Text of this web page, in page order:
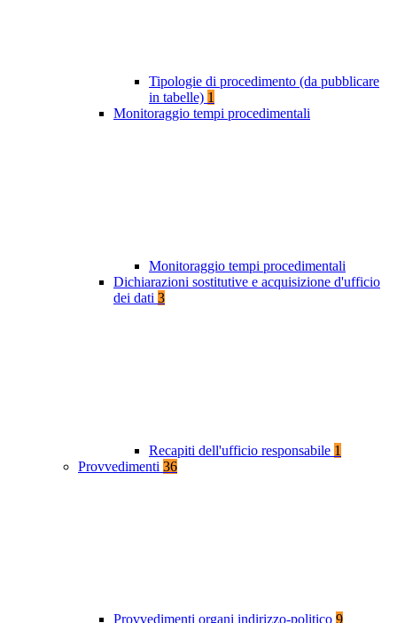
Tipologie di procedimento (da pubblicare
in tabelle) 1
Monitoraggio tempi procedimentali
Monitoraggio tempi procedimentali
Dichiarazioni sostitutive e acquisizione d'ufficio
dei dati 3
Recapiti dell'ufficio responsabile 1
Provvedimenti 36
Provvedimenti organi indirizzo-politico 9